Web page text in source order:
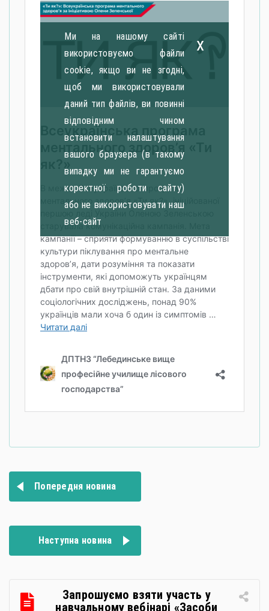
Навігація
записів
Попередня новина
Наступна новина
Запрошуємо взяти участь у
навчальному вебінарі «Засоби
Ми на нашому сайті
використовуємо файли
cookie, якщо ви не згодні,
щоб ми використовували
даний тип файлів, ви повинні
відповідним чином
встановити налаштування
вашого браузера (в такому
випадку ми не гарантуємо
коректної роботи сайту)
або не використовувати наш
веб-сайт
x